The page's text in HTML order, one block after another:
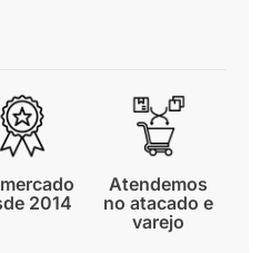
2014
Atendemos
no atacado e
varejo